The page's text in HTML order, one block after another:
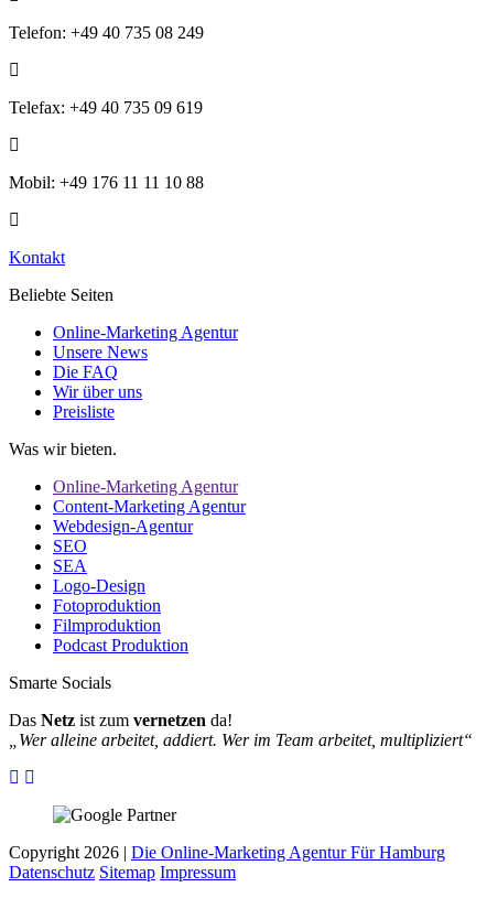
Telefon: +49 40 735 08 249
Telefax: +49 40 735 09 619
Mobil: +49 176 11 11 10 88
Kontakt
Beliebte Seiten
Online-Marketing Agentur
Unsere News
Die FAQ
Wir über uns
Preisliste
Was wir bieten.
Online-Marketing Agentur
Content-Marketing Agentur
Webdesign-Agentur
SEO
SEA
Logo-Design
Fotoproduktion
Filmproduktion
Podcast Produktion
Smarte Socials
Das Netz ist zum vernetzen da!
„Wer alleine arbeitet, addiert. Wer im Team arbeitet, multipliziert“
Copyright 2026 | Die Online-Marketing Agentur Für Hamburg
Datenschutz Sitemap Impressum